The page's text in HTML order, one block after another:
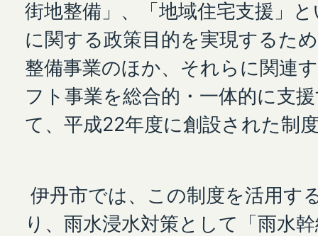
街地整備」、「地域住宅支援」
に関する政策目的を実現するた
整備事業のほか、それらに関連
フト事業を総合的・一体的に支
て、平成22年度に創設された制
伊丹市では、この制度を活用す
り、雨水浸水対策として「雨水